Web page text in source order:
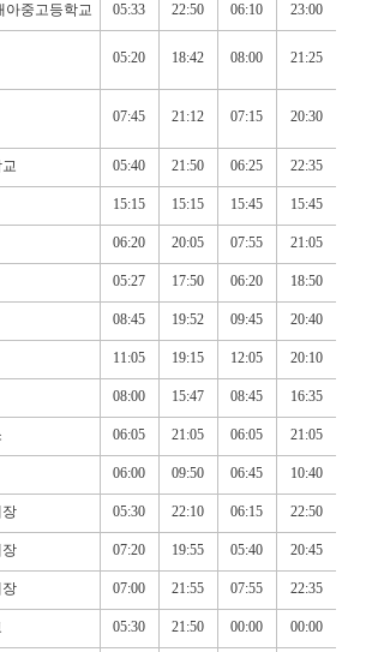
아중고등학교 05:33 22:50 06:10 23:00
05:20 18:42 08:00 21:25
07:45 21:12 07:15 20:30
05:40 21:50 06:25 22:35
15:15 15:15 15:45 15:45
06:20 20:05 07:55 21:05
05:27 17:50 06:20 18:50
08:45 19:52 09:45 20:40
11:05 19:15 12:05 20:10
08:00 15:47 08:45 16:35
06:05 21:05 06:05 21:05
06:00 09:50 06:45 10:40
05:30 22:10 06:15 22:50
07:20 19:55 05:40 20:45
07:00 21:55 07:55 22:35
05:30 21:50 00:00 00:00